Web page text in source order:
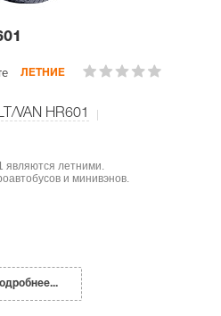
ЛЕТНИЕ
LT/VAN HR601
являются летними.
и минивэнов.